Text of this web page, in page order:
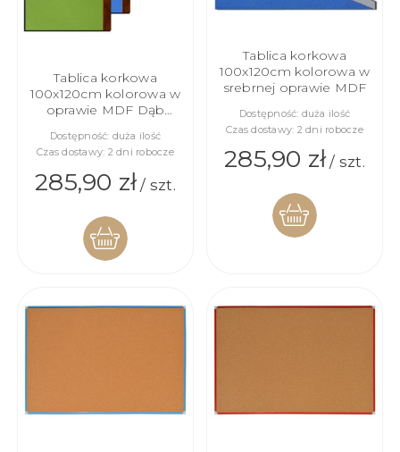
Tablica korkowa
100x120cm kolorowa w
oprawie MDF Dąb
Dostępność: duża ilość
Czas dostawy: 2 dni robocze
285,90 zł/ szt.
Tablica korkowa
100x120cm kolorowa w
srebrnej oprawie MDF
Dostępność: duża ilość
Czas dostawy: 2 dni robocze
285,90 zł/ szt.
KOSZYKA